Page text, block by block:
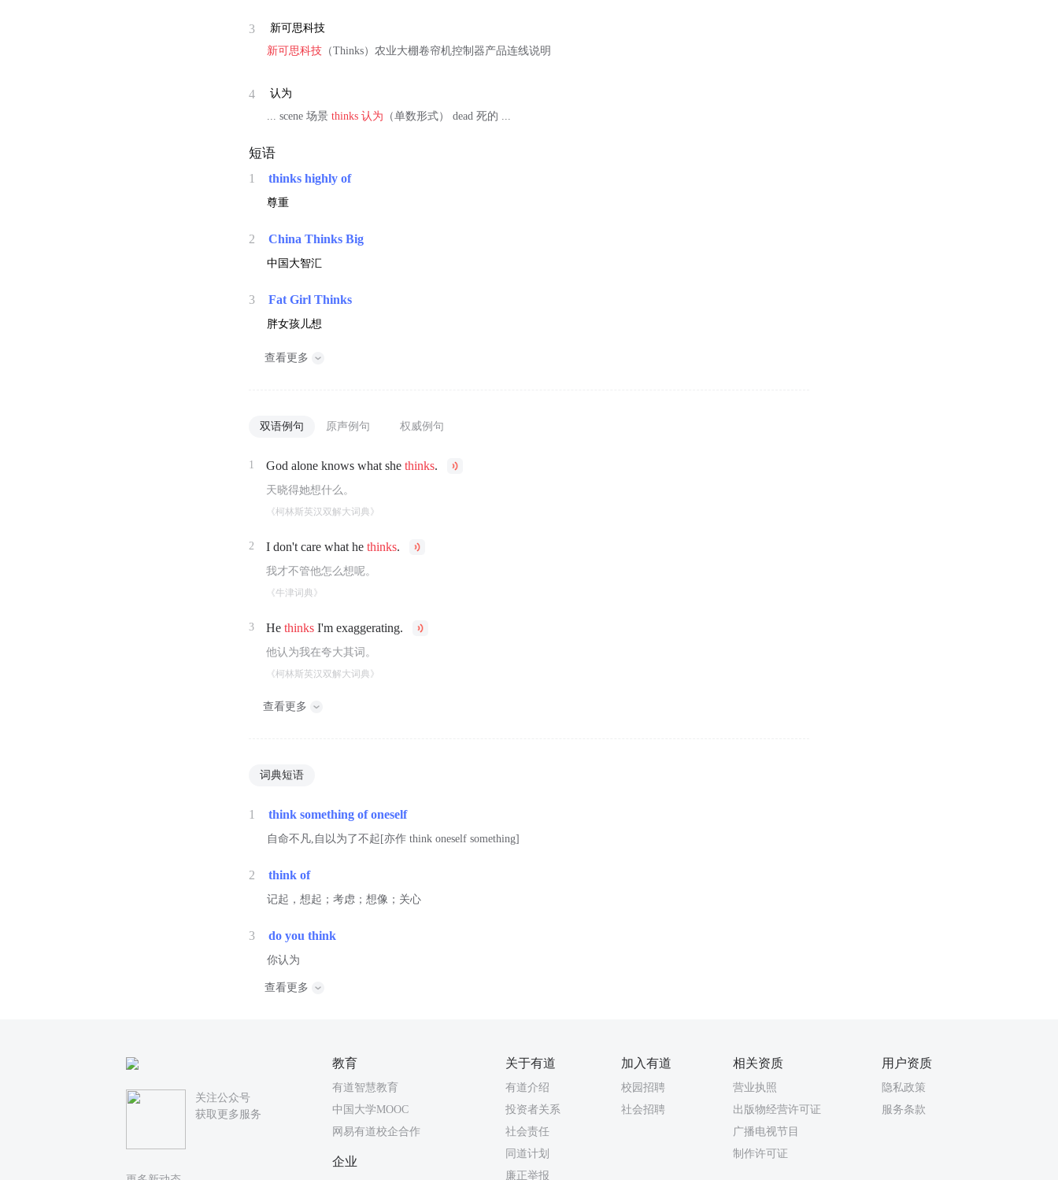
3
新可思科技
新可思科技 （Thinks）农业大棚卷帘机控制器产品连线说明
4
认为
... scene 场景thinks 认为 （单数形式） dead 死的 ...
短语
1 thinks highly of
尊重
2 China Thinks Big
中国大智汇
3 Fat Girl Thinks
胖女孩儿想
查看更多
双语例句 原声例句 权威例句
1 God alone knows what shethinks.
天晓得她想什么。
《柯林斯英汉双解大词典》
2 I don't care what hethinks.
我才不管他怎么想呢。
《牛津词典》
3 Hethinks I'm exaggerating.
他认为我在夸大其词。
《柯林斯英汉双解大词典》
查看更多
词典短语
1 think something of oneself
自命不凡,自以为了不起[亦作 think oneself something]
2 think of
记起，想起；考虑；想像；关心
3 do you think
你认为
查看更多
关注公众号
获取更多服务
教育
有道智慧教育
中国大学MOOC
网易有道校企合作
关于有道
有道介绍
投资者关系
社会责任
同道计划
廉正举报
加入有道
校园招聘
社会招聘
相关资质
营业执照
出版物经营许可证
广播电视节目
制作许可证
用户资质
隐私政策
服务条款
企业